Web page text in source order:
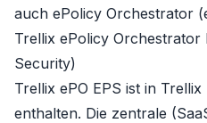
auch ePolicy Orchestrator
Trellix ePolicy Orchestrator
Security)
Trellix ePO EPS ist in Trellix
enthalten. Die zentrale